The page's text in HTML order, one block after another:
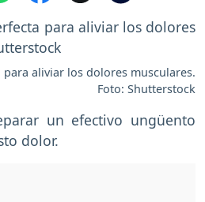
para aliviar los dolores musculares.
Foto: Shutterstock
un efectivo ungüento
dolor.